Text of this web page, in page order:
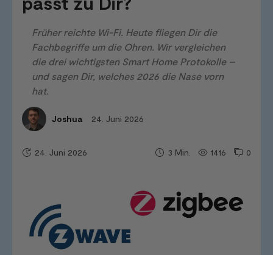
Früher reichte Wi-Fi. Heute fliegen Dir die
Fachbegriffe um die Ohren. Wir vergleichen
die drei wichtigsten Smart Home Protokolle –
und sagen Dir, welches 2026 die Nase vorn
hat.
Joshua 24. Juni 2026
0
1416
3 Min.
24. Juni 2026